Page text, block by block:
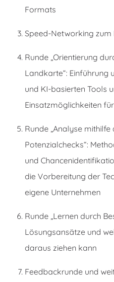
Formats
Speed-Networking zum
Runde „Orientierung
Landkarte“: Einführung
und KI-basierten Tools
Einsatzmöglichkeiten
Runde „Analyse
Potenzialchecks“:
und
die Vorbereitung der
eigene Unternehmen
Runde „Lernen durch
Lösungsansätze und
daraus ziehen kann
Feedbackrunde und